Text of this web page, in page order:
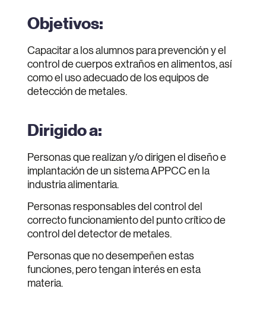
Objetivos:
Capacitar a los alumnos para prevención y el
control de cuerpos extraños en alimentos, así
como el uso adecuado de los equipos de
detección de metales.
Dirigido a:
Personas que realizan y/o dirigen el diseño e
implantación de un sistema APPCC en la
industria alimentaria.
Personas responsables del control del
correcto funcionamiento del punto crítico de
control del detector de metales.
Personas que no desempeñen estas
funciones, pero tengan interés en esta
materia.